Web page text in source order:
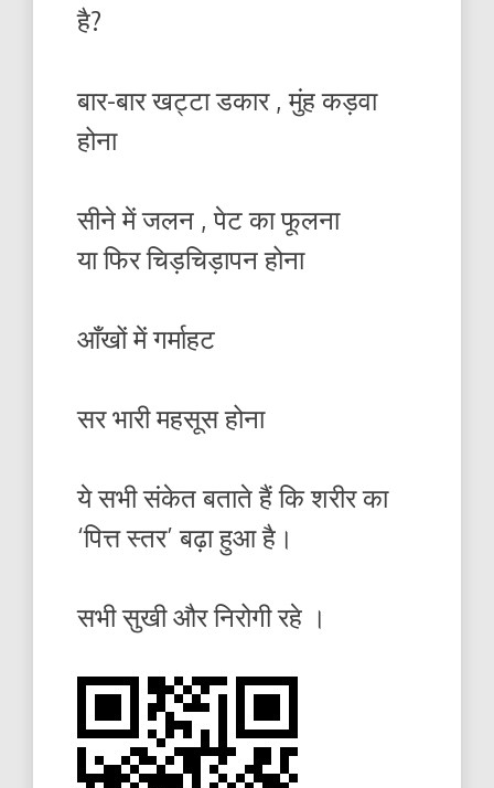
है?
बार-बार खट्टा डकार , मुंह कड़वा
होना
सीने में जलन , पेट का फूलना
या फिर चिड़चिड़ापन होना
आँखों में गर्माहट
सर भारी महसूस होना
ये सभी संकेत बताते हैं कि शरीर का
‘पित्त स्तर’ बढ़ा हुआ है।
सभी सुखी और निरोगी रहे ।